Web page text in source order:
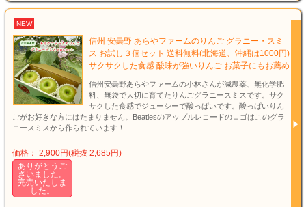
NEW
信州 安曇野 あらやファームのりんご グラニー・スミ
ス お試し３個セット 送料無料(北海道、沖縄は1000円)
サクサクした食感 酸味が強いりんご お菓子にもお薦め
信州安曇野あらやファームの小林さんが減農薬、無化学肥
料、無袋で大切に育てたりんごグラニースミスです。サク
サクした食感でジューシーで酸っぱいです。酸っぱいりん
ごがお好きな方にはたまりません。Beatlesのアップルレコードのロゴはこのグラ
ニースミスから作られています！
価格： 2,900円(税抜 2,685円)
ありがとうご
ざいました。
完売いたしま
した。